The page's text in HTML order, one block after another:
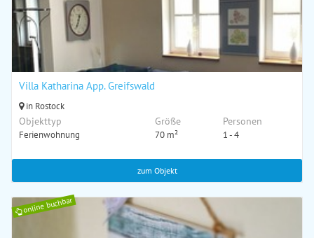
Villa Katharina App. Greifswald
in Rostock
Objekttyp
Ferienwohnung
Größe
70 m²
Personen
1 - 4
zum Objekt
online buchbar